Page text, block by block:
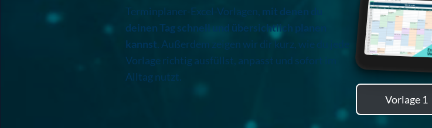
Terminplaner-Excel-Vorlagen, mit denen du
deinen Tag schnell und übersichtlich planen
kannst. Außerdem zeigen wir dir kurz, wie du jede
Vorlage richtig ausfüllst, anpasst und sofort im
Alltag nutzt.
Vorlage 1